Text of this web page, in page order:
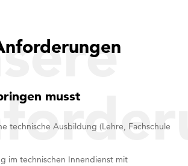
musst
technische Ausbildung (Lehre, Fachschule
im technischen Innendienst mit